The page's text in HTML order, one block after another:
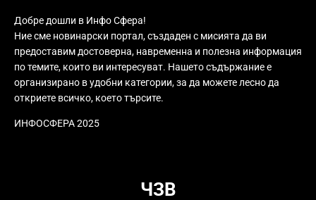
Добре дошли в Инфо Сфера!
Ние сме новинарски портал, създаден с мисията да ви
предоставим достоверна, навременна и полезна информация
по темите, които ви интересуват. Нашето съдържание е
организирано в удобни категории, за да можете лесно да
откриете всичко, което търсите.
ИНФОСФЕРА 2025
ЧЗВ